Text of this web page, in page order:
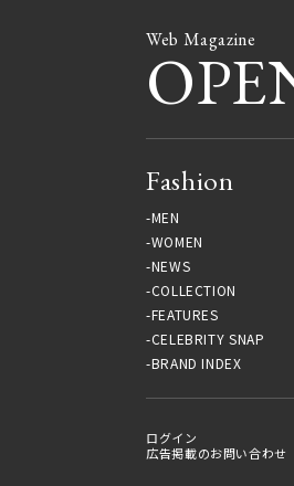
Web Magazine
Fashion
MEN
WOMEN
NEWS
COLLECTION
FEATURES
CELEBRITY SNAP
BRAND INDEX
ログイン
広告掲載のお問い合わせ